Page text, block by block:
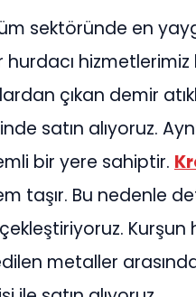
sektöründe en
çıkan demir
satın alıyoruz.
bir yere sahiptir.
taşır. Bu nedenle
Kurşun
metaller